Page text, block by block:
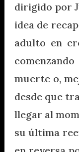
dirigido por
idea de
adulto en
muerte o,
desde que
llegar al
su última